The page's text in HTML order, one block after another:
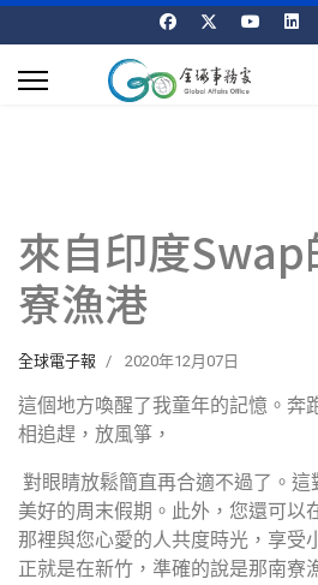
來自印度
寮漁港
全球電子報 2020年12月07日
這個地方喚醒了我童年的記憶。奔
相追趕，放風箏，
對眼睛放鬆簡直再合適不過了。這
美好的周末假期。此外，您還可以
那裡與您心愛的人共度時光，享受
正就是在新竹，準確的說是那南寮